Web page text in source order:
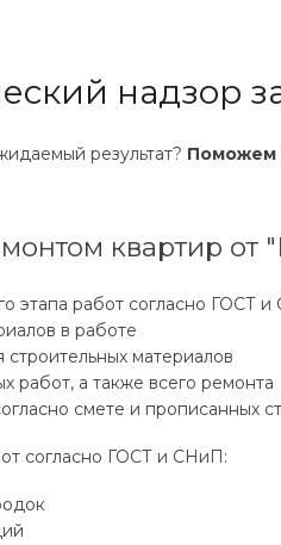
надзор
результат? Поможем
квартир от
этапа работ согласно ГОСТ
в работе
материалов
работ, а также всего ремонта
смете и прописанных
согласно ГОСТ и СНиП: